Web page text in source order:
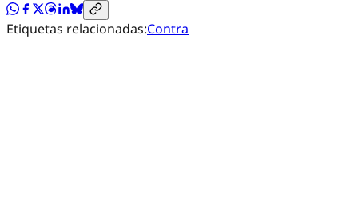
Etiquetas relacionadas:Contra